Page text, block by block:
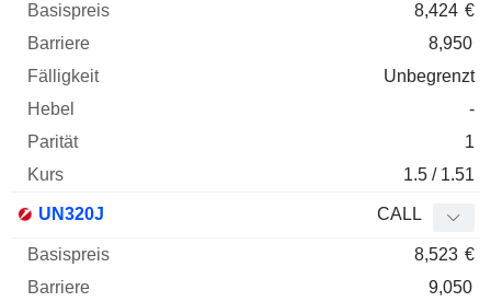
8,424 €
8,950
Unbegrenzt
-
1
1.5 / 1.51
UN320J CALL
8,523 €
9,050